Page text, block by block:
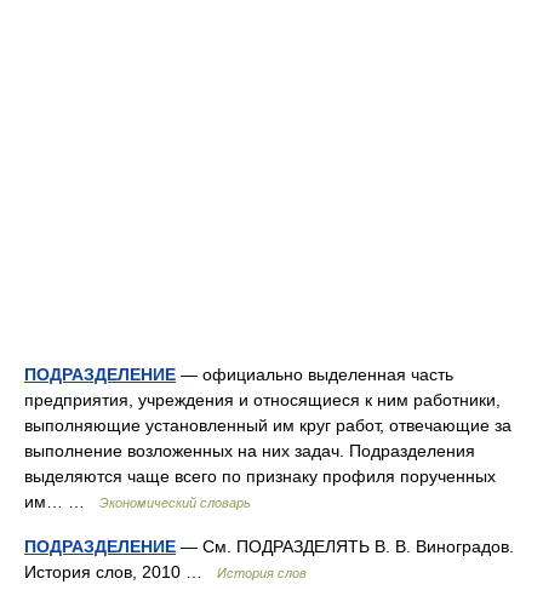
ПОДРАЗДЕЛЕНИЕ — официально выделенная часть
предприятия, учреждения и относящиеся к ним работники,
выполняющие установленный им круг работ, отвечающие за
выполнение возложенных на них задач. Подразделения
выделяются чаще всего по признаку профиля порученных
им… …
Экономический словарь
ПОДРАЗДЕЛЕНИЕ — См. ПОДРАЗДЕЛЯТЬ В. В. Виноградов.
История слов, 2010 …
История слов